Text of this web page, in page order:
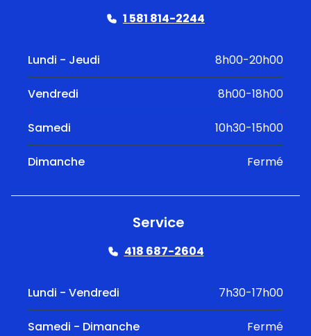
1 581 814-2244
Lundi - Jeudi 8h00-20h00
Vendredi 8h00-18h00
Samedi 10h30-15h00
Dimanche Fermé
Service
418 687-2604
Lundi - Vendredi 7h30-17h00
Samedi - Dimanche Fermé